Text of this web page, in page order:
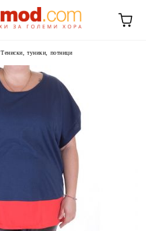
Тениски, туники, потници